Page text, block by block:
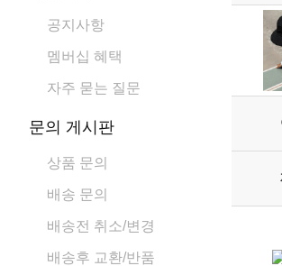
공지사항
멤버십 혜택
자주 묻는 질문
문의 게시판
상품 문의
배송 문의
배송전 취소/변경
배송후 교환/반품